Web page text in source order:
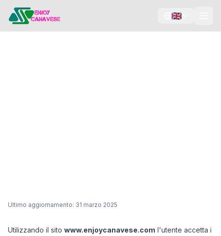
Ultimo aggiornamento: 31 marzo 2025
Utilizzando il sito www.enjoycanavese.com l'utente accetta i